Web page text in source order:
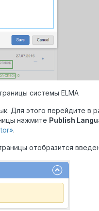
системы ELMA
Для этого перейдите в
нажмите Publish
.
отобразится